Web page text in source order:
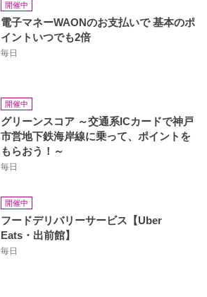
開催中
電子マネーWAONのお支払いで 基本のポ
イントいつでも2倍
毎日
開催中
グリーンスコア ～交通系ICカードで神戸
市営地下鉄海岸線に乗って、ポイントを
もらおう！～
毎日
開催中
フードデリバリーサービス【Uber
Eats・出前館】
毎日